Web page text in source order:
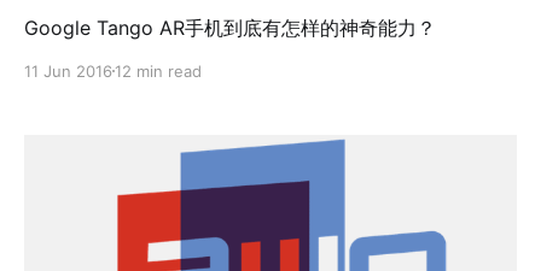
Google Tango AR手机到底有怎样的神奇能力？
11 Jun 2016 12 min read